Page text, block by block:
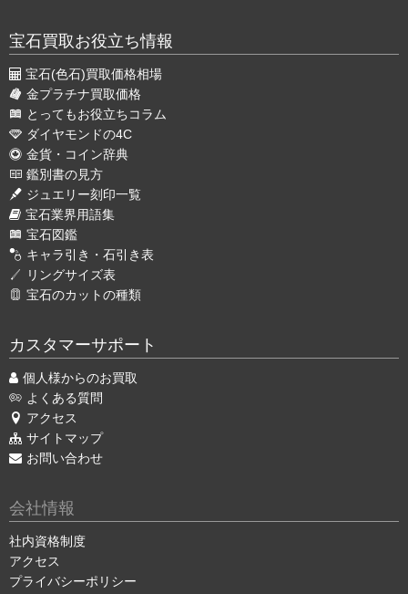
宝石買取お役立ち情報
宝石(色石)買取価格相場
金プラチナ買取価格
とってもお役立ちコラム
ダイヤモンドの4C
金貨・コイン辞典
鑑別書の見方
ジュエリー刻印一覧
宝石業界用語集
宝石図鑑
キャラ引き・石引き表
リングサイズ表
宝石のカットの種類
カスタマーサポート
個人様からのお買取
よくある質問
アクセス
サイトマップ
お問い合わせ
会社情報
社内資格制度
アクセス
プライバシーポリシー